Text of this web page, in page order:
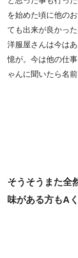
を始めた頃に他の
ても出来が良かっ
洋服屋さんは今は
憶が。今は他の仕
ゃんに聞いたら名
そうそうまた全
味がある方もA